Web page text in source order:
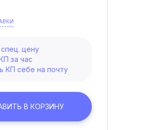
цену
за час
КП себе на почту
В КОРЗИНУ